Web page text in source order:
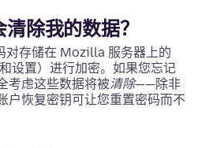
除我的数据？
存储在 Mozilla 服务器上的
设置）进行加密。如果您忘记
考虑这些数据将被清除——除非
户恢复密钥可让您重置密码而不